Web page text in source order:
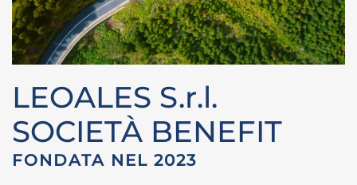
LEOALES S.r.l.
SOCIETÀ BENEFIT
FONDATA NEL 2023